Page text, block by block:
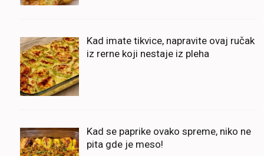
Kad imate tikvice, napravite ovaj ručak
iz rerne koji nestaje iz pleha
Kad se paprike ovako spreme, niko ne
pita gde je meso!